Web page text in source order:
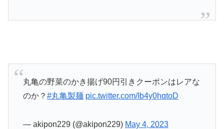
丸亀の野菜のかき揚げ90円引きクーポンはレアな
のか？ #丸亀製麺 pic.twitter.com/Ib4y0hqtoD
— akipon229 (@akipon229) May 4, 2023